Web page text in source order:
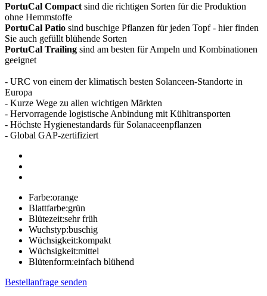
PortuCal Compact sind die richtigen Sorten für die Produktion
ohne Hemmstoffe
PortuCal Patio sind buschige Pflanzen für jeden Topf - hier finden
Sie auch gefüllt blühende Sorten
PortuCal Trailing sind am besten für Ampeln und Kombinationen
geeignet
- URC von einem der klimatisch besten Solanceen-Standorte in
Europa
- Kurze Wege zu allen wichtigen Märkten
- Hervorragende logistische Anbindung mit Kühltransporten
- Höchste Hygienestandards für Solanaceenpflanzen
- Global GAP-zertifiziert
Farbe:orange
Blattfarbe:grün
Blütezeit:sehr früh
Wuchstyp:buschig
Wüchsigkeit:kompakt
Wüchsigkeit:mittel
Blütenform:einfach blühend
Bestellanfrage senden